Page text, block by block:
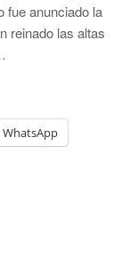
fue anunciado la
reinado las altas
WhatsApp